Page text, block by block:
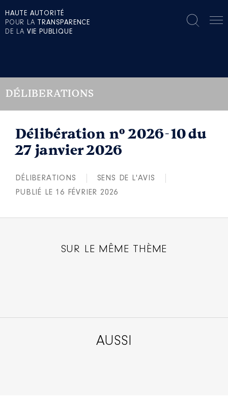
HAUTE AUTORITÉ
POUR LA TRANSPARENCE
DE LA VIE PUBLIQUE
DÉLIBERATIONS
Délibération n° 2026-10 du
27 janvier 2026
DÉLIBERATIONS
SENS DE L'AVIS
PUBLIÉ LE 16 FÉVRIER 2026
SUR LE MÊME THÈME
AUSSI